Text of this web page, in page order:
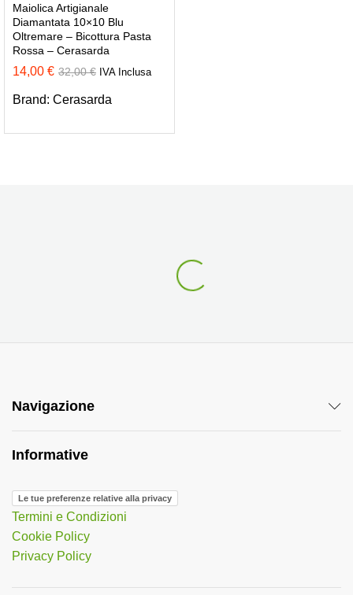
Maiolica Artigianale
Diamantata 10×10 Blu
Oltremare – Bicottura Pasta
Rossa – Cerasarda
14,00 € 32,00€ IVA Inclusa
Brand: Cerasarda
Navigazione
Informative
Le tue preferenze relative alla privacy
Termini e Condizioni
Cookie Policy
Privacy Policy